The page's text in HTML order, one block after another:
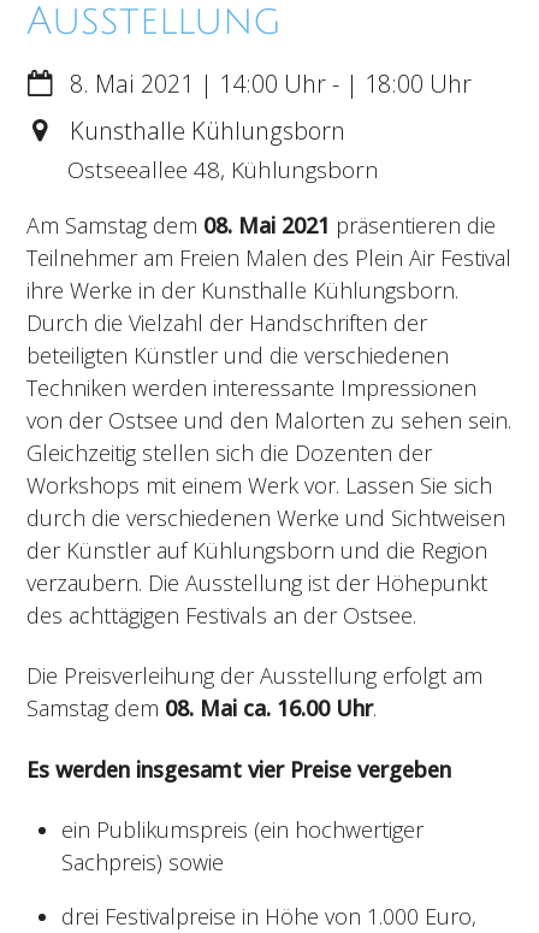
Ausstellung
8. Mai 2021 14:00 -
18:00
Kunsthalle Kühlungsborn
Ostseeallee 48, Kühlungsborn
Am Samstag dem 08. Mai 2021 präsentieren die
Teilnehmer am Freien Malen des Plein Air Festival
ihre Werke in der Kunsthalle Kühlungsborn.
Durch die Vielzahl der Handschriften der
beteiligten Künstler und die verschiedenen
Techniken werden interessante Impressionen
von der Ostsee und den Malorten zu sehen sein.
Gleichzeitig stellen sich die Dozenten der
Workshops mit einem Werk vor. Lassen Sie sich
durch die verschiedenen Werke und Sichtweisen
der Künstler auf Kühlungsborn und die Region
verzaubern. Die Ausstellung ist der Höhepunkt
des achttägigen Festivals an der Ostsee.
Die Preisverleihung der Ausstellung erfolgt am
Samstag dem 08. Mai ca. 16.00 Uhr.
Es werden insgesamt vier Preise vergeben
ein Publikumspreis (ein hochwertiger
Sachpreis) sowie
drei Festivalpreise in Höhe von 1.000 Euro,